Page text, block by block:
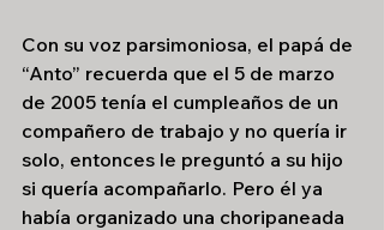
Con su voz parsimoniosa, el papá de
“Anto” recuerda que el 5 de marzo
de 2005 tenía el cumpleaños de un
compañero de trabajo y no quería ir
solo, entonces le preguntó a su hijo
si quería acompañarlo. Pero él ya
había organizado una choripaneada